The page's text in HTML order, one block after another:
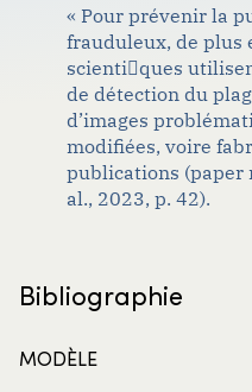
« Pour prévenir la
frauduleux, de plus
scientiques
de détection du
d’images
modifiées, voire
publications (paper
al., 2023, p. 42).
Bibliographie
MODÈLE
Sources académiques
Web et communications
Actes de conférence et
Chanson, poème,
Chapitre dans un